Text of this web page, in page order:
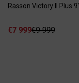
Rasson Victory II Plus 9'
€7 999€9 999